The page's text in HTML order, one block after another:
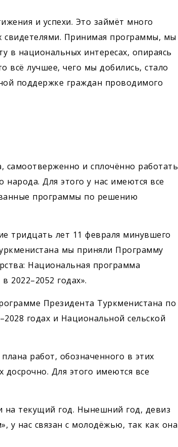
и успехи. Это займёт много
Принимая программы, мы
в национальных интересах, опираясь
всё лучшее, чего мы добились, стало
поддержке граждан проводимого
и сплочённо работать
Для этого у нас имеются все
программы по решению
тридцать лет 11 февраля минувшего
мы приняли Программу
Национальная программа
2022–2052 годах».
Президента Туркменистана по
годах и Национальной сельской
работ, обозначенного в этих
Для этого имеются все
на текущий год. Нынешний год, девиз
у нас связан с молодёжью, так как она